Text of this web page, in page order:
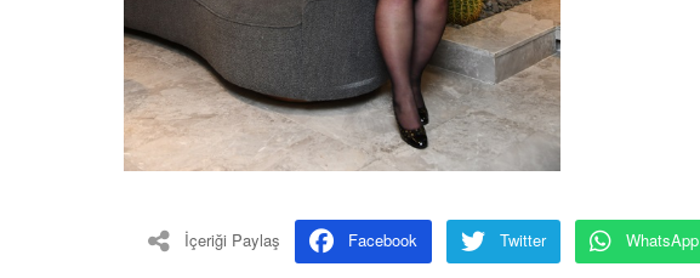
İçeriği Paylaş Facebook Twitter WhatsApp